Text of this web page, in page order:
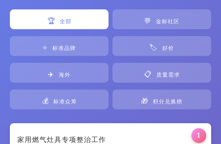
🏆 全部 💬 金标社区
⭐ 标准品牌 🏷️ 好价
✈️ 海外 📋 质量需求
💰 标准众筹 🎁 积分兑换榜
1
家用燃气灶具专项整治工作